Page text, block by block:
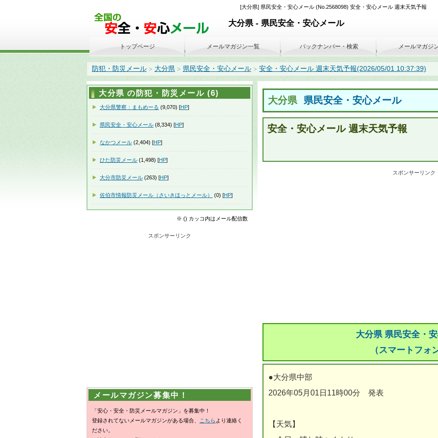
[大分県] 県民安全・安心メール (No.2568098) 安全・安心メール 週末天気予報
大分県 - 県民安全・安心メール
防犯・防災メール > 大分県 > 県民安全・安心メール > 安全・安心メール 週末天気予報(2026/05/01 10:37:39)
大分県 県民安全・安心メール
安全・安心メール 週末天気予報
スポンサーリンク
大分県 県民安全・
（スマートフォ
●大分県中部
2026年05月01日11時00分 発表
【天気】
トップページ メールマガジン一覧 バックナンバー・検索 メールマガジ
大分県 の防犯・防災メール (6)
大分県警察：まもめーる (9,070) [HP]
県民安全・安心メール (8,334) [HP]
なかつメール (2,404) [HP]
ひた防災メール (1,498) [HP]
大分市防災メール (263) [HP]
佐伯市情報防災メール（さいきほっとメール） (0) [HP]
※ () カッコ内はメール配信数
スポンサーリンク
メールマガジン募集中！
「安心・安全・防災メールマガジン」を募集中！
登録されてないメールマガジンがある場合、
こちら より連絡く
ださい。